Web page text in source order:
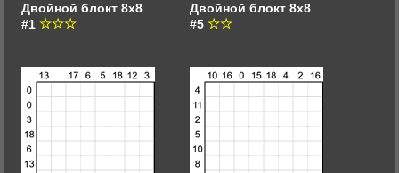
Двойной блокт 8х8
#1
Двойной блокт 8х8
#5